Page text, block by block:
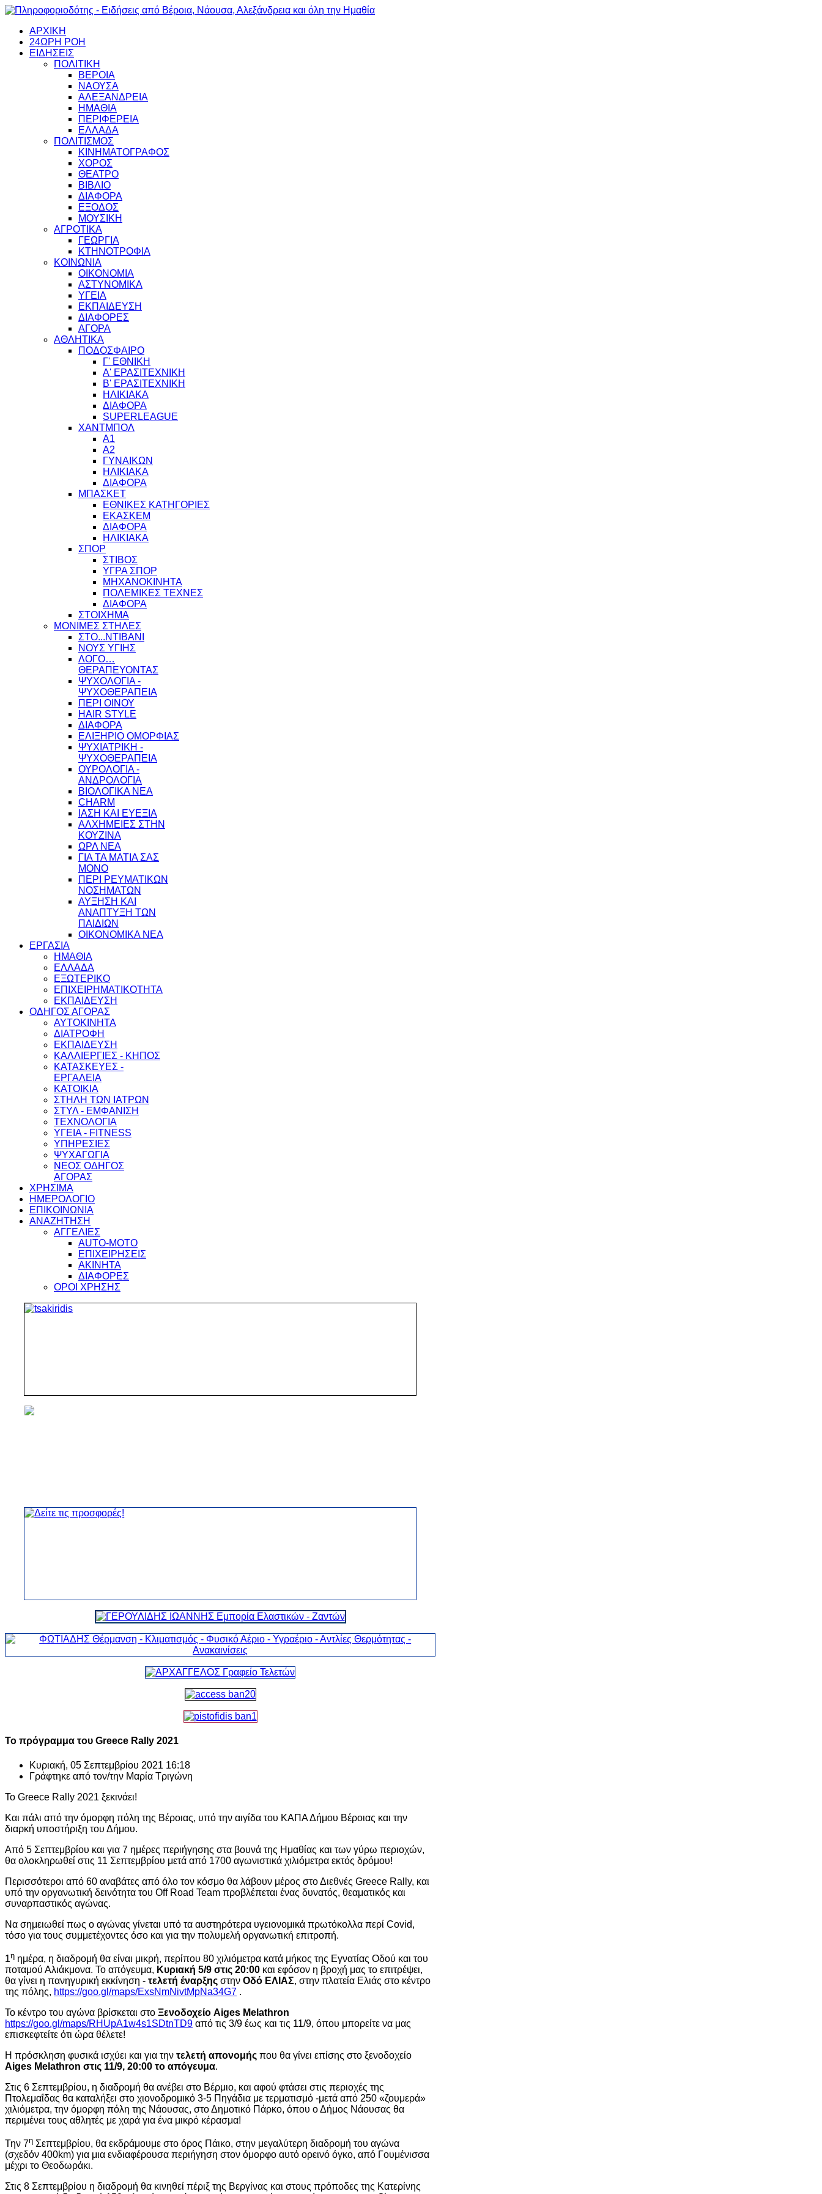
ΑΡΧΙΚΗ
24ΩΡΗ ΡΟΗ
ΕΙΔΗΣΕΙΣ
ΠΟΛΙΤΙΚΗ
ΒΕΡΟΙΑ
ΝΑΟΥΣΑ
ΑΛΕΞΑΝΔΡΕΙΑ
ΗΜΑΘΙΑ
ΠΕΡΙΦΕΡΕΙΑ
ΕΛΛΑΔΑ
ΠΟΛΙΤΙΣΜΟΣ
ΚΙΝΗΜΑΤΟΓΡΑΦΟΣ
ΧΟΡΟΣ
ΘΕΑΤΡΟ
ΒΙΒΛΙΟ
ΔΙΑΦΟΡΑ
ΕΞΟΔΟΣ
ΜΟΥΣΙΚΗ
ΑΓΡΟΤΙΚΑ
ΓΕΩΡΓΙΑ
ΚΤΗΝΟΤΡΟΦΙΑ
ΚΟΙΝΩΝΙΑ
ΟΙΚΟΝΟΜΙΑ
ΑΣΤΥΝΟΜΙΚΑ
ΥΓΕΙΑ
ΕΚΠΑΙΔΕΥΣΗ
ΔΙΑΦΟΡΕΣ
ΑΓΟΡΑ
ΑΘΛΗΤΙΚΑ
ΠΟΔΟΣΦΑΙΡΟ
Γ' ΕΘΝΙΚΗ
Α' ΕΡΑΣΙΤΕΧΝΙΚΗ
Β' ΕΡΑΣΙΤΕΧΝΙΚΗ
ΗΛΙΚΙΑΚΑ
ΔΙΑΦΟΡΑ
SUPERLEAGUE
ΧΑΝΤΜΠΟΛ
Α1
Α2
ΓΥΝΑΙΚΩΝ
ΗΛΙΚΙΑΚΑ
ΔΙΑΦΟΡΑ
ΜΠΑΣΚΕΤ
ΕΘΝΙΚΕΣ ΚΑΤΗΓΟΡΙΕΣ
ΕΚΑΣΚΕΜ
ΔΙΑΦΟΡΑ
ΗΛΙΚΙΑΚΑ
ΣΠΟΡ
ΣΤΙΒΟΣ
ΥΓΡΑ ΣΠΟΡ
ΜΗΧΑΝΟΚΙΝΗΤΑ
ΠΟΛΕΜΙΚΕΣ ΤΕΧΝΕΣ
ΔΙΑΦΟΡΑ
ΣΤΟΙΧΗΜΑ
ΜΟΝΙΜΕΣ ΣΤΗΛΕΣ
ΣΤΟ...ΝΤΙΒΑΝΙ
ΝΟΥΣ ΥΓΙΗΣ
ΛΟΓΟ…
ΘΕΡΑΠΕΥΟΝΤΑΣ
ΨΥΧΟΛΟΓΙΑ -
ΨΥΧΟΘΕΡΑΠΕΙΑ
ΠΕΡΙ ΟΙΝΟΥ
HAIR STYLE
ΔΙΑΦΟΡΑ
ΕΛΙΞΗΡΙΟ ΟΜΟΡΦΙΑΣ
ΨΥΧΙΑΤΡΙΚΗ -
ΨΥΧΟΘΕΡΑΠΕΙΑ
ΟΥΡΟΛΟΓΙΑ -
ΑΝΔΡΟΛΟΓΙΑ
ΒΙΟΛΟΓΙΚΑ ΝΕΑ
CHARM
ΙΑΣΗ ΚΑΙ ΕΥΕΞΙΑ
ΑΛΧΗΜΕΙΕΣ ΣΤΗΝ
ΚΟΥΖΙΝΑ
ΩΡΛ ΝEA
ΓΙΑ ΤΑ ΜΑΤΙΑ ΣΑΣ
ΜΟΝΟ
ΠΕΡΙ ΡΕΥΜΑΤΙΚΩΝ
ΝΟΣΗΜΑΤΩΝ
ΑΥΞΗΣΗ ΚΑΙ
ΑΝΑΠΤΥΞΗ ΤΩΝ
ΠΑΙΔΙΩΝ
ΟΙΚΟΝΟΜΙΚΑ ΝΕΑ
ΕΡΓΑΣΙΑ
ΗΜΑΘΙΑ
ΕΛΛΑΔΑ
ΕΞΩΤΕΡΙΚΟ
ΕΠΙΧΕΙΡΗΜΑΤΙΚΟΤΗΤΑ
ΕΚΠΑΙΔΕΥΣΗ
ΟΔΗΓΟΣ ΑΓΟΡΑΣ
ΑΥΤΟΚΙΝΗΤΑ
ΔΙΑΤΡΟΦΗ
ΕΚΠΑΙΔΕΥΣΗ
ΚΑΛΛΙΕΡΓΙΕΣ - ΚΗΠΟΣ
ΚΑΤΑΣΚΕΥΕΣ -
ΕΡΓΑΛΕΙΑ
ΚΑΤΟΙΚΙΑ
ΣΤΗΛΗ ΤΩΝ ΙΑΤΡΩΝ
ΣΤΥΛ - ΕΜΦΑΝΙΣΗ
ΤΕΧΝΟΛΟΓΙΑ
ΥΓΕΙΑ - FITNESS
ΥΠΗΡΕΣΙΕΣ
ΨΥΧΑΓΩΓΙΑ
ΝΕΟΣ ΟΔΗΓΟΣ
ΑΓΟΡΑΣ
ΧΡΗΣΙΜΑ
ΗΜΕΡΟΛΟΓΙΟ
ΕΠΙΚΟΙΝΩΝΙΑ
ΑΝΑΖΗΤΗΣΗ
ΑΓΓΕΛΙΕΣ
AUTO-MOTO
ΕΠΙΧΕΙΡΗΣΕΙΣ
ΑΚΙΝΗΤΑ
ΔΙΑΦΟΡΕΣ
ΟΡΟΙ ΧΡΗΣΗΣ
Το πρόγραμμα του Greece Rally 2021
Κυριακή, 05 Σεπτεμβρίου 2021 16:18
Γράφτηκε από τον/την Μαρία Τριγώνη
Το Greece Rally 2021 ξεκινάει!
Και πάλι από την όμορφη πόλη της Βέροιας, υπό την αιγίδα του ΚΑΠΑ Δήμου Βέροιας και την
διαρκή υποστήριξη του Δήμου.
Από 5 Σεπτεμβρίου και για 7 ημέρες περιήγησης στα βουνά της Ημαθίας και των γύρω περιοχών,
θα ολοκληρωθεί στις 11 Σεπτεμβρίου μετά από 1700 αγωνιστικά χιλιόμετρα εκτός δρόμου!
Περισσότεροι από 60 αναβάτες από όλο τον κόσμο θα λάβουν μέρος στο Διεθνές Greece Rally, και
υπό την οργανωτική δεινότητα του Off Road Team προβλέπεται ένας δυνατός, θεαματικός και
συναρπαστικός αγώνας.
Να σημειωθεί πως ο αγώνας γίνεται υπό τα αυστηρότερα υγειονομικά πρωτόκολλα περί Covid,
τόσο για τους συμμετέχοντες όσο και για την πολυμελή οργανωτική επιτροπή.
1η ημέρα, η διαδρομή θα είναι μικρή, περίπου 80 χιλιόμετρα κατά μήκος της Εγνατίας Οδού και του
ποταμού Αλιάκμονα. Το απόγευμα, Κυριακή 5/9 στις 20:00 και εφόσον η βροχή μας το επιτρέψει,
θα γίνει η πανηγυρική εκκίνηση - τελετή έναρξης στην Οδό ΕΛΙΑΣ, στην πλατεία Ελιάς στο κέντρο
της πόλης, https://goo.gl/maps/ExsNmNivtMpNa34G7 .
Το κέντρο του αγώνα βρίσκεται στο Ξενοδοχείο Aiges Melathron
https://goo.gl/maps/RHUpA1w4s1SDtnTD9 από τις 3/9 έως και τις 11/9, όπου μπορείτε να μας
επισκεφτείτε ότι ώρα θέλετε!
Η πρόσκληση φυσικά ισχύει και για την τελετή απονομής που θα γίνει επίσης στο ξενοδοχείο
Aiges Melathron στις 11/9, 20:00 το απόγευμα.
Στις 6 Σεπτεμβρίου, η διαδρομή θα ανέβει στο Βέρμιο, και αφού φτάσει στις περιοχές της
Πτολεμαΐδας θα καταλήξει στο χιονοδρομικό 3-5 Πηγάδια με τερματισμό -μετά από 250 «ζουμερά»
χιλιόμετρα, την όμορφη πόλη της Νάουσας, στο Δημοτικό Πάρκο, όπου ο Δήμος Νάουσας θα
περιμένει τους αθλητές με χαρά για ένα μικρό κέρασμα!
Την 7η Σεπτεμβρίου, θα εκδράμουμε στο όρος Πάικο, στην μεγαλύτερη διαδρομή του αγώνα
(σχεδόν 400km) για μια ενδιαφέρουσα περιήγηση στον όμορφο αυτό ορεινό όγκο, από Γουμένισσα
μέχρι το Θεοδωράκι.
Στις 8 Σεπτεμβρίου η διαδρομή θα κινηθεί πέριξ της Βεργίνας και στους πρόποδες της Κατερίνης